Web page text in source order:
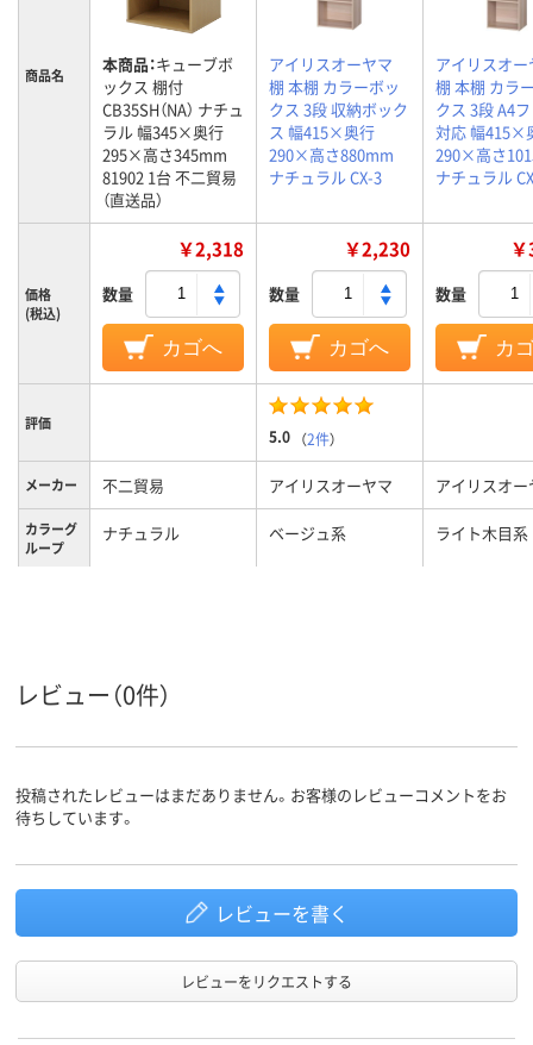
商品名 本商品：キューブボ
ックス 棚付
CB35SH（NA） ナチュ
ラル 幅345×奥行
295×高さ345mm
81902 1台 不二貿易
（直送品）
アイリスオーヤマ
棚 本棚 カラーボッ
クス 3段 収納ボック
ス 幅415×奥行
290×高さ880mm
ナチュラル CX-3
アイリスオー
棚 本棚 カラ
クス 3段 A4
対応 幅415×
290×高さ
ナチュラル
価格
(税込)
￥2,318
数量
カゴへ
￥2,230
数量
カゴへ
数量
カ
評価
5.0 （2件）
メーカー 不二貿易 アイリスオーヤマ アイリスオー
カラーグ
ループ
ナチュラル ベージュ系 ライト木目系
レビュー（0件）
投稿されたレビューはまだありません。お客様のレビューコメントをお
待ちしています。
レビューを書く
レビューをリクエストする